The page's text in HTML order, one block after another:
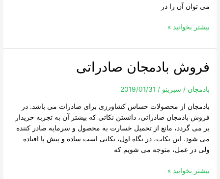
می توان آن را در
بیشتر بخوانید »
فروش بادمجان صادراتی
بادمجان / سبزینو/
2019/01/31
بادمجان از محصولات حساس کشاورزی برای صادرات می باشد. در
فروش بادمجان صادراتی، دانستن نکاتی که بیشتر آن به تجربه خریدار
بر می گردد، مانع از تحمیل خسارت به محصول و سرمایه صادر کننده
می شود. این نکات، در نگاه اول، نکاتی است ساده و پیش پا افتاده
ولی در عمل، متوجه می شویم که
فروش
بادمجان
صادراتی
بیشتر بخوانید »